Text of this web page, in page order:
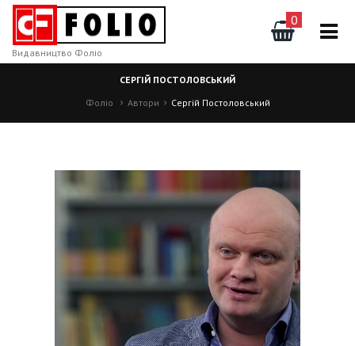
0
Видавництво Фоліо
СЕРГІЙ ПОСТОЛОВСЬКИЙ
Фоліо
Автори Сергій Постоловський